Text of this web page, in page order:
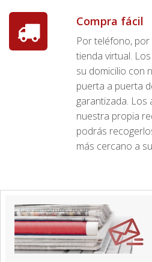
Compra fácil
Por teléfono,
tienda virtual.
su domicilio con
puerta a puerta
garantizada. Los
nuestra propia
podrás
más cercano a